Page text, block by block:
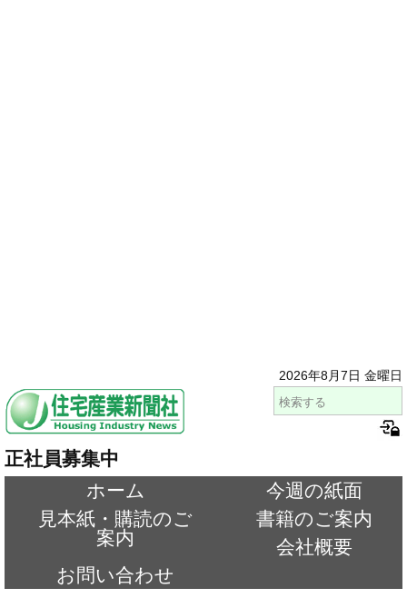
2026年8月7日 金曜日
正社員募集中
ホーム
今週の紙面
見本紙・購読のご
案内
書籍のご案内
会社概要
お問い合わせ